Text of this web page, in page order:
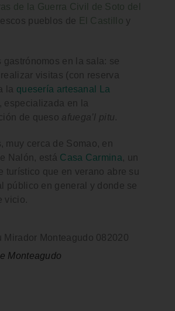
de la Guerra Civil de Soto del
pueblos de El Castillo y
gastrónomos en la sala: se
visitas (con reserva
la quesería artesanal La
, especializada en la
de queso afuega’l pitu.
muy cerca de Somao, en
Nalón, está Casa Carmina, un
turístico que en verano abre su
público en general y donde se
vicio.
Monteagudo